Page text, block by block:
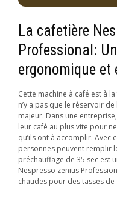
La cafetière
Professional:
ergonomique et
Cette machine à café est à
n’y a pas que le réservoir
majeur. Dans une
leur café au plus vite pour
qu’ils ont à accomplir. Avec
personnes peuvent remplir
préchauffage de 35 sec est
Nespresso zenius
chaudes pour des tasses